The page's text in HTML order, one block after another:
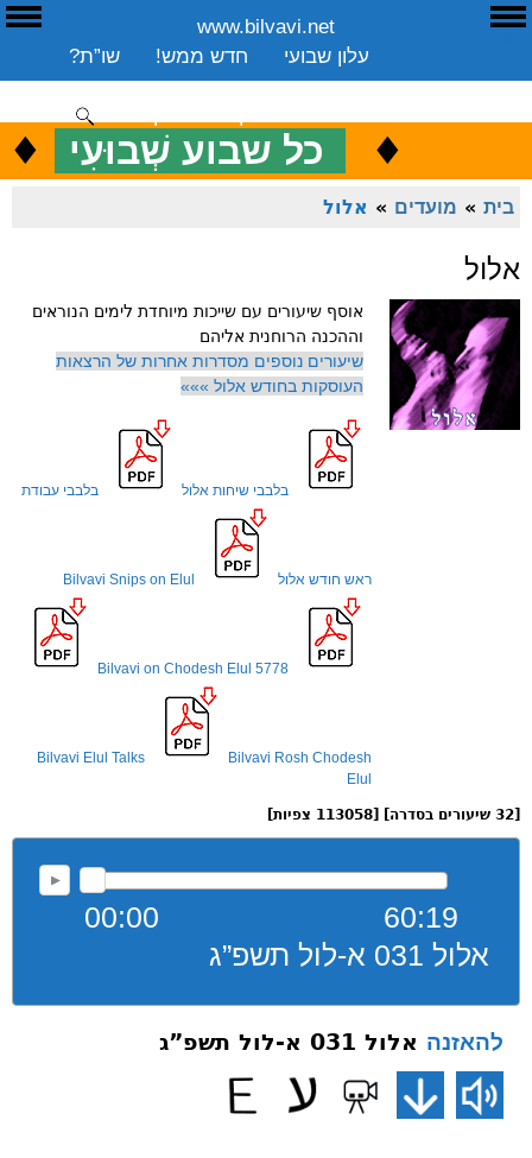
www.bilvavi.net
שו”ת?
חדש ממש!
עלון שבועי
שיעורים שבועי
ספרים
ארכיון
סקירה כללית
ENGLISH ♦ כל שבוע שְׁבוּעִי ♦
בית » מועדים » אלול
אלול
אוסף שיעורים עם שייכות מיוחדת לימים הנוראים
וההכנה הרוחנית אליהם
שיעורים נוספים מסדרות אחרות של הרצאות
העוסקות בחודש אלול »»»
בלבבי שיחות אלול בלבבי עבודת
ראש חודש אלול Bilvavi Snips on Elul
Bilvavi on Chodesh Elul 5778
Bilvavi Elul Talks
Bilvavi Rosh Chodesh
Elul
00:00
60:19
אלול 031 א-לול תשפ”ג
להאזנה אלול 031 א-לול תשפ”ג